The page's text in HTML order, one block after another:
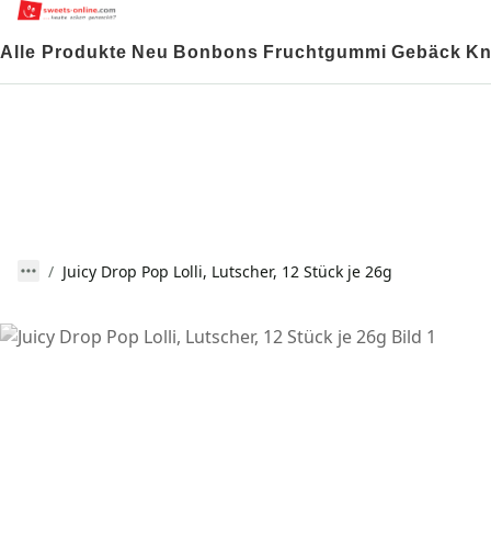
Alle Produkte Neu Bonbons Fruchtgummi Gebäck
Juicy Drop Pop Lolli, Lutscher, 12 Stück je 26g